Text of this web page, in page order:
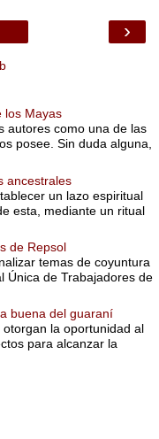
›
los Mayas
autores como una de las
posee. Sin duda alguna,
ancestrales
un lazo espiritual
esta, mediante un ritual
de Repsol
temas de coyuntura
Única de Trabajadores de
buena del guaraní
la oportunidad al
para alcanzar la